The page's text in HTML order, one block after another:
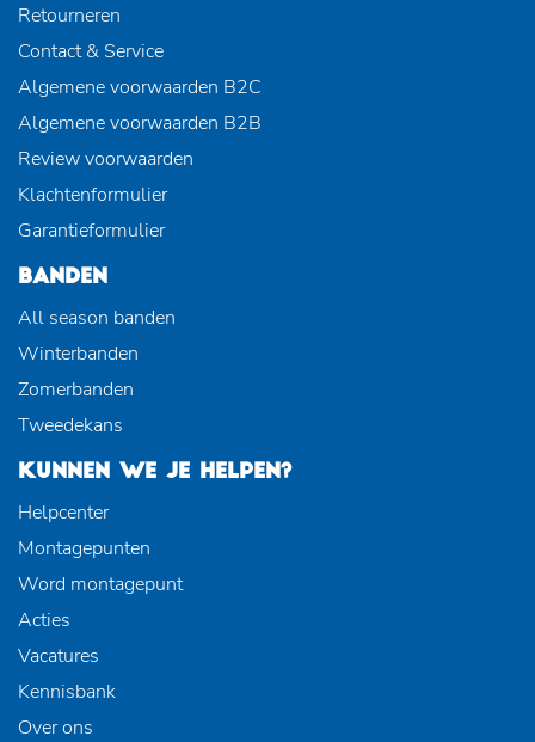
Retourneren
Contact & Service
Algemene voorwaarden B2C
Algemene voorwaarden B2B
Review voorwaarden
Klachtenformulier
Garantieformulier
BANDEN
All season banden
Winterbanden
Zomerbanden
Tweedekans
KUNNEN WE JE HELPEN?
Helpcenter
Montagepunten
Word montagepunt
Acties
Vacatures
Kennisbank
Over ons